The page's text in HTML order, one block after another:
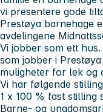
vi presentere gode
Prestøya barnehage
avdelingene
Vi jobber som ett
som jobber i
muligheter for lek og
Vi har følgende
1 x 100 % fast
Barne- og